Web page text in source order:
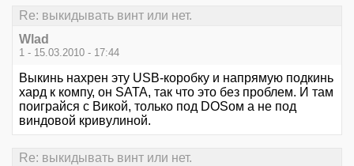
Re: выкидывать винт или нет.
Wlad
1 - 15.03.2010 - 17:44
Выкинь нахрен эту USB-коробку и напрямую подкинь
хард к компу, он SATA, так что это без проблем. И там
поиграйся с Викой, только под DOSом а не под
виндовой кривулиной.
Re: выкидывать винт или нет.